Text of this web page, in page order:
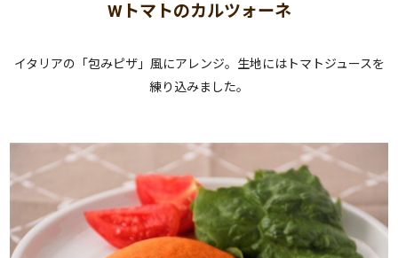
Wトマトのカルツォーネ
イタリアの「包みピザ」風にアレンジ。生地にはトマトジュースを
練り込みました。